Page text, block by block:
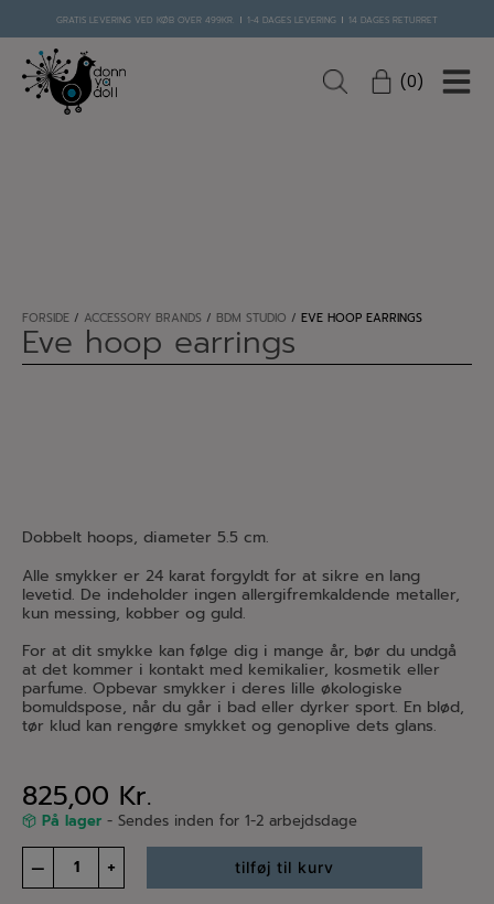
indholdet
GRATIS LEVERING VED KØB OVER 499KR. 1-4 DAGES LEVERING 14 DAGES RETURRET
0
FORSIDE / ACCESSORY BRANDS / BDM STUDIO / EVE HOOP EARRINGS
Eve hoop earrings
Dobbelt hoops, diameter 5.5 cm.
Alle smykker er 24 karat forgyldt for at sikre en lang
levetid. De indeholder ingen allergifremkaldende metaller,
kun messing, kobber og guld.
For at dit smykke kan følge dig i mange år, bør du undgå
at det kommer i kontakt med kemikalier, kosmetik eller
parfume. Opbevar smykker i deres lille økologiske
bomuldspose, når du går i bad eller dyrker sport. En blød,
tør klud kan rengøre smykket og genoplive dets glans.
825,00 Kr.
På lager- Sendes inden for 1-2 arbejdsdage
–
Eve
hoop
earrings
+ tilføj til kurv